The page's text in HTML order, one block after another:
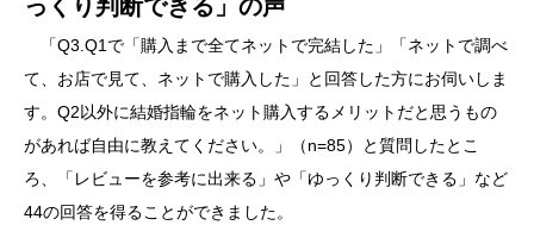
っくり判断できる」の声
「Q3.Q1で「購入まで全てネットで完結した」「ネットで調べ
て、お店で見て、ネットで購入した」と回答した方にお伺いしま
す。Q2以外に結婚指輪をネット購入するメリットだと思うもの
があれば自由に教えてください。」（n=85）と質問したとこ
ろ、「レビューを参考に出来る」や「ゆっくり判断できる」など
44の回答を得ることができました。